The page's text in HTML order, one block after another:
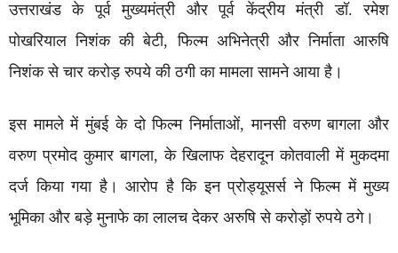
उत्तराखंड के पूर्व मुख्यमंत्री और पूर्व केंद्रीय मंत्री डॉ. रमेश
पोखरियाल निशंक की बेटी, फिल्म अभिनेत्री और निर्माता आरुषि
निशंक से चार करोड़ रुपये की ठगी का मामला सामने आया है।
इस मामले में मुंबई के दो फिल्म निर्माताओं, मानसी वरुण बागला और
वरुण प्रमोद कुमार बागला, के खिलाफ देहरादून कोतवाली में मुकदमा
दर्ज किया गया है। आरोप है कि इन प्रोड्यूसर्स ने फिल्म में मुख्य
भूमिका और बड़े मुनाफे का लालच देकर अरुषि से करोड़ों रुपये ठगे।